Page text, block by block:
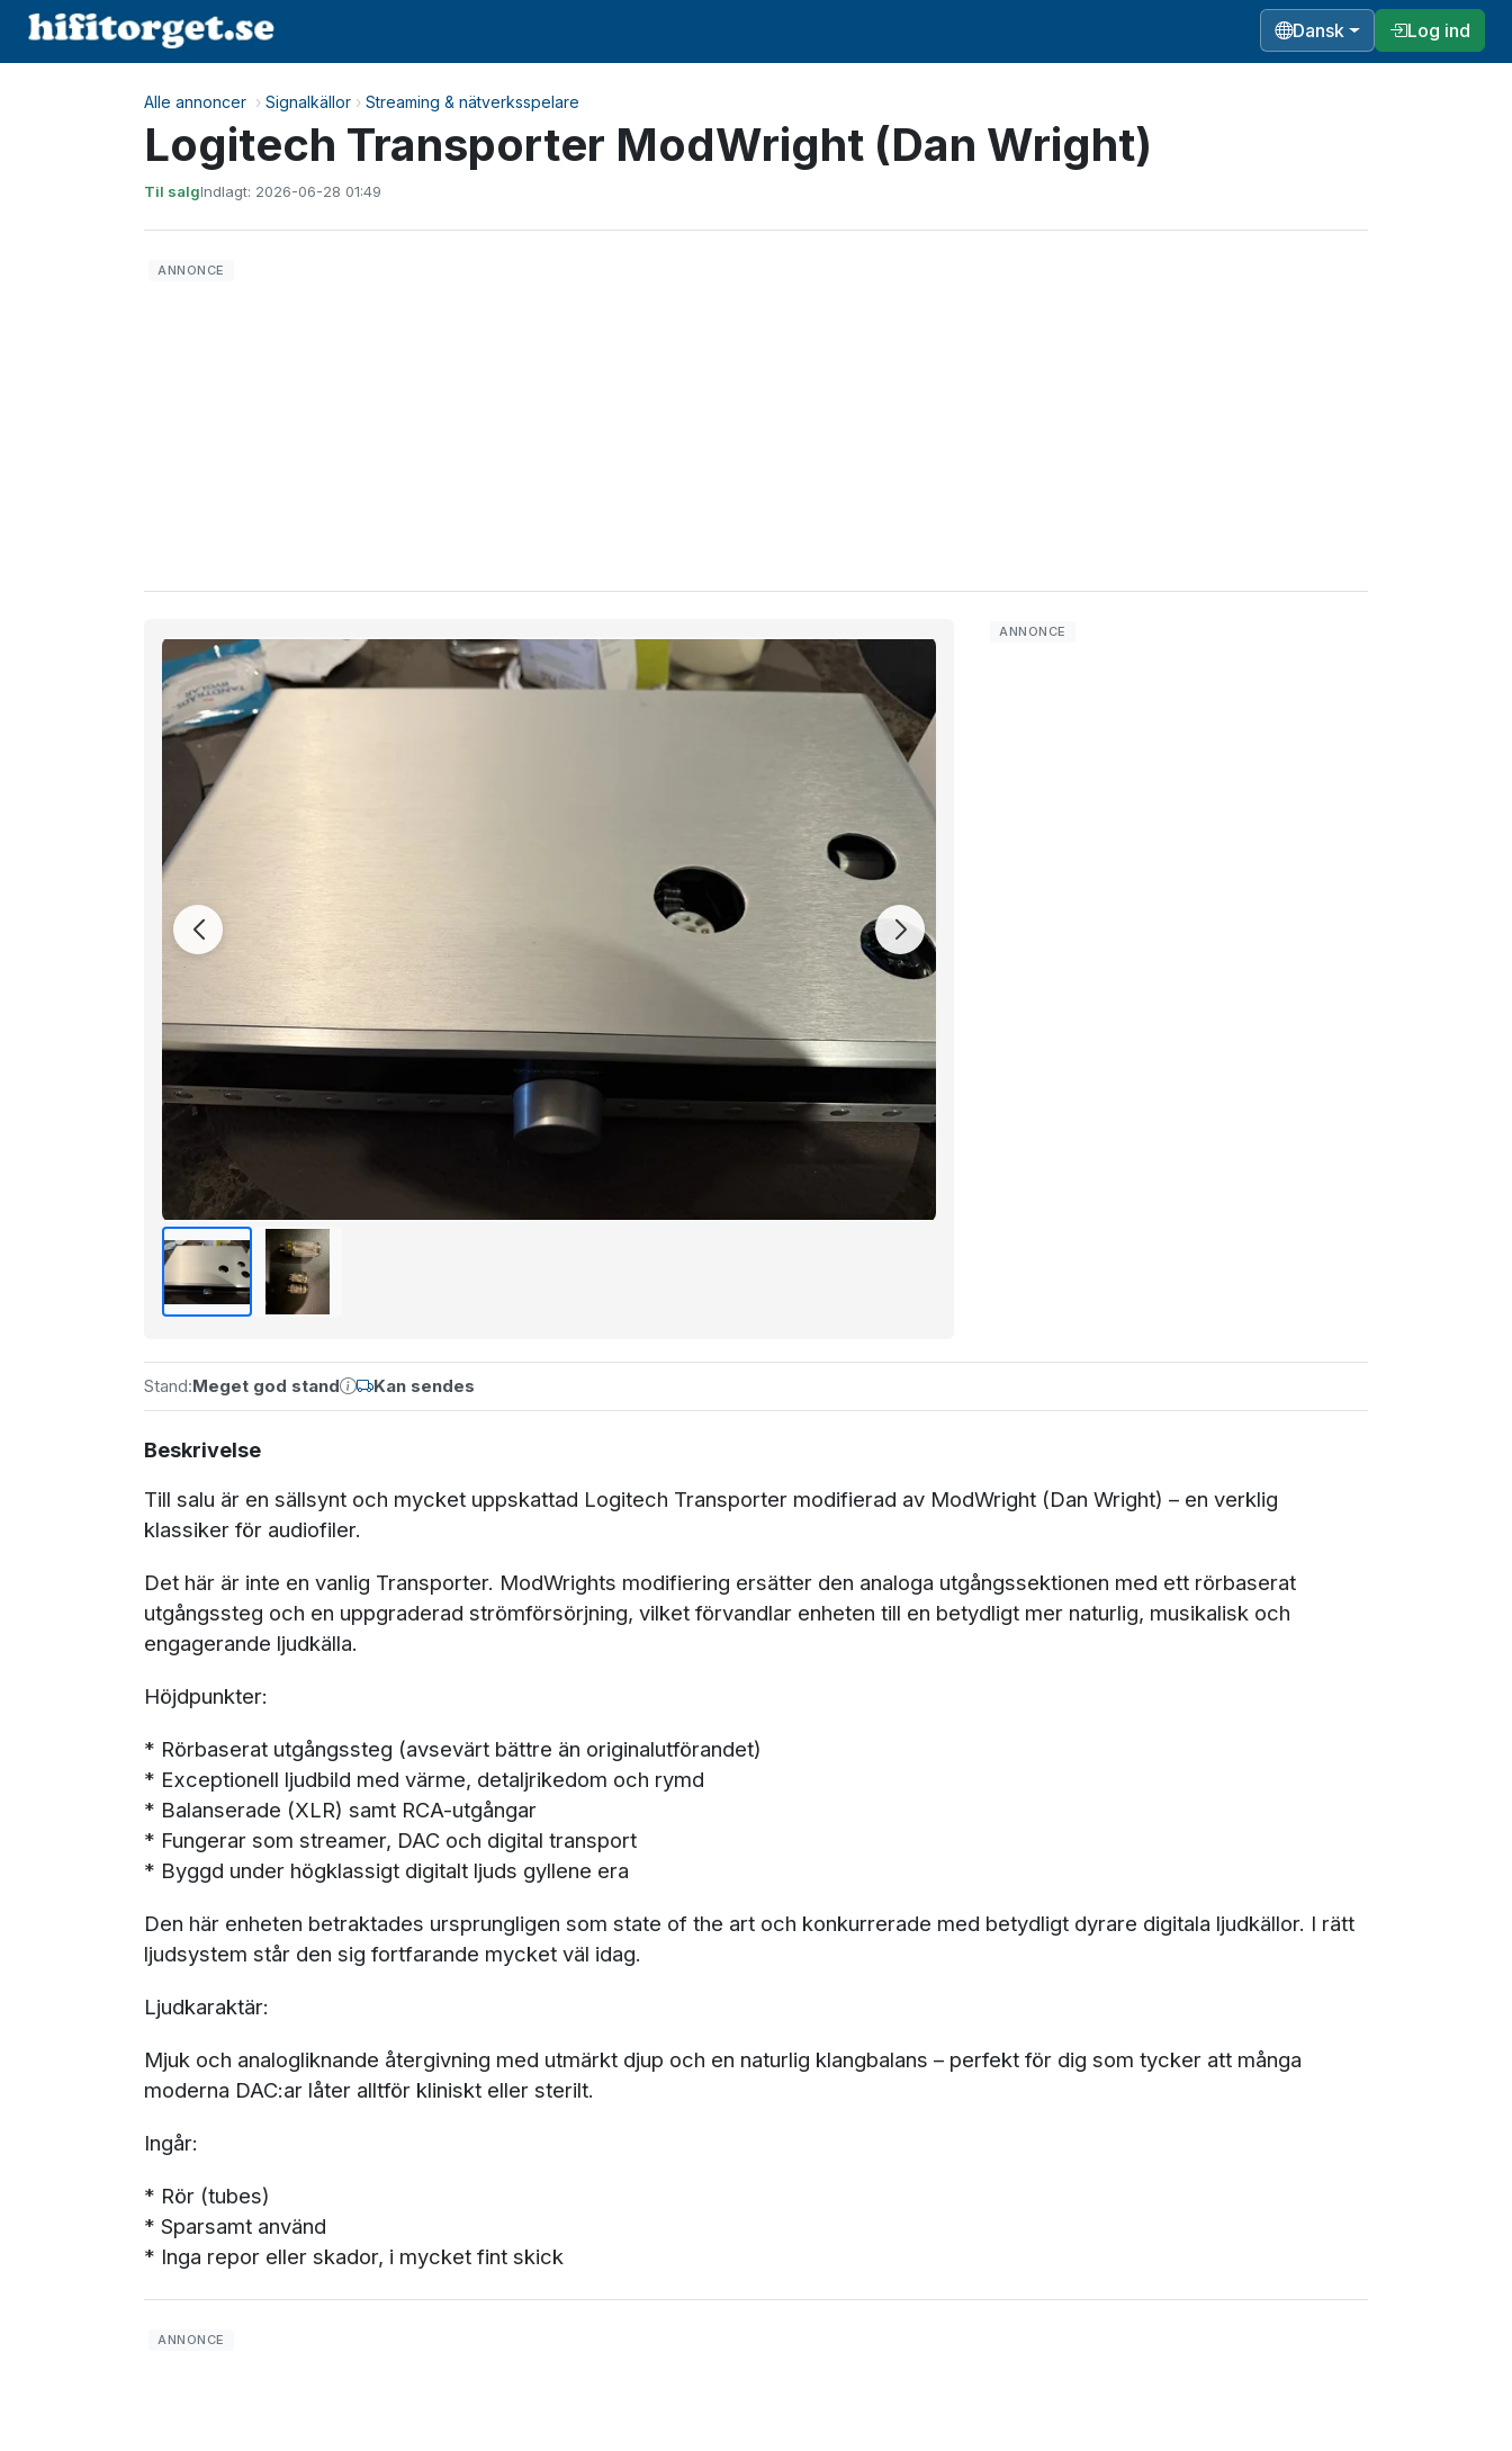
Dansk Log ind
Alle annoncer › Signalkällor › Streaming & nätverksspelare
Logitech Transporter ModWright (Dan Wright)
Til salgIndlagt: 2026-06-28 01:49
Stand:Meget god stand Kan sendes
Beskrivelse
Till salu är en sällsynt och mycket uppskattad Logitech Transporter modifierad av ModWright (Dan Wright) – en verklig
klassiker för audiofiler.
Det här är inte en vanlig Transporter. ModWrights modifiering ersätter den analoga utgångssektionen med ett rörbaserat
utgångssteg och en uppgraderad strömförsörjning, vilket förvandlar enheten till en betydligt mer naturlig, musikalisk och
engagerande ljudkälla.
Höjdpunkter:
* Rörbaserat utgångssteg (avsevärt bättre än originalutförandet)
* Exceptionell ljudbild med värme, detaljrikedom och rymd
* Balanserade (XLR) samt RCA-utgångar
* Fungerar som streamer, DAC och digital transport
* Byggd under högklassigt digitalt ljuds gyllene era
Den här enheten betraktades ursprungligen som state of the art och konkurrerade med betydligt dyrare digitala ljudkällor. I rätt
ljudsystem står den sig fortfarande mycket väl idag.
Ljudkaraktär:
Mjuk och analogliknande återgivning med utmärkt djup och en naturlig klangbalans – perfekt för dig som tycker att många
moderna DAC:ar låter alltför kliniskt eller sterilt.
Ingår:
* Rör (tubes)
* Sparsamt använd
* Inga repor eller skador, i mycket fint skick